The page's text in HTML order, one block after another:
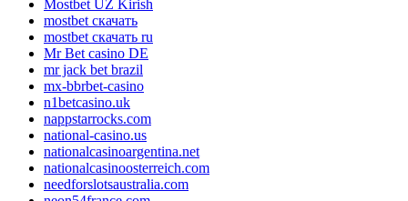
Mostbet UZ Kirish
mostbet скачать
mostbet скачать ru
Mr Bet casino DE
mr jack bet brazil
mx-bbrbet-casino
n1betcasino.uk
nappstarrocks.com
national-casino.us
nationalcasinoargentina.net
nationalcasinoosterreich.com
needforslotsaustralia.com